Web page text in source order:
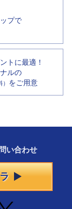
プで
トに最適！
ルの
） をご用意
い合わせ